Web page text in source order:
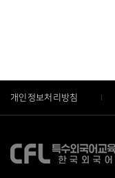
개인정보처리방침